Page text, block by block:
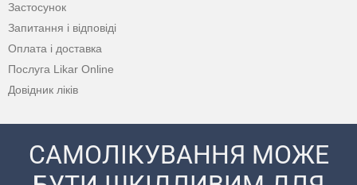
Застосунок
Запитання і відповіді
Оплата і доставка
Послуга Likar Online
Довідник ліків
САМОЛІКУВАННЯ МОЖЕ